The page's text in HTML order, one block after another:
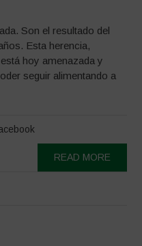
Son el resultado del
Esta herencia,
hoy amenazada y
seguir alimentando a
READ MORE